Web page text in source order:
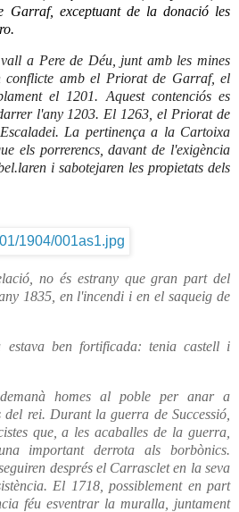
Garraf, exceptuant de la donació les
a Pere de Déu, junt amb les mines
conflicte amb el Priorat de Garraf, el
el 1201. Aquest contenciós es
l'any 1203. El 1263, el Priorat de
La pertinença a la Cartoixa
els porrerencs, davant de l'exigència
i sabotejaren les propietats dels
no és estrany que gran part del
1835, en l'incendi i en el saqueig de
ben fortificada: tenia castell i
homes al poble per anar a
rei. Durant la guerra de Successió,
que, a les acaballes de la guerra,
important derrota als borbònics.
després el Carrasclet en la seva
El 1718, possiblement en part
féu esventrar la muralla, juntament